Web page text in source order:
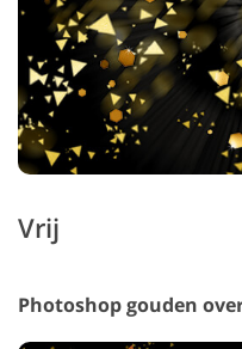
Vrij